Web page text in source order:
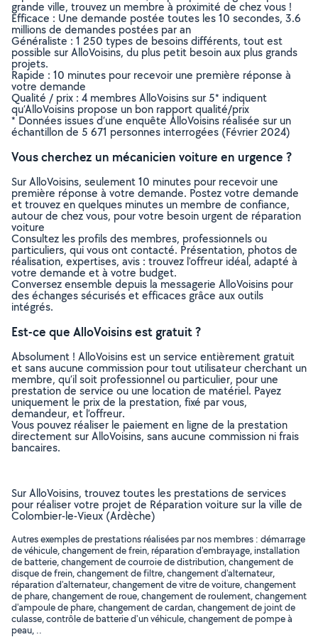
grande ville, trouvez un membre à proximité de chez vous !
Efficace : Une demande postée toutes les 10 secondes, 3.6
millions de demandes postées par an
Généraliste : 1 250 types de besoins différents, tout est
possible sur AlloVoisins, du plus petit besoin aux plus grands
projets.
Rapide : 10 minutes pour recevoir une première réponse à
votre demande
Qualité / prix : 4 membres AlloVoisins sur 5* indiquent
qu’AlloVoisins propose un bon rapport qualité/prix
* Données issues d’une enquête AlloVoisins réalisée sur un
échantillon de 5 671 personnes interrogées (Février 2024)
Vous cherchez un mécanicien voiture en urgence ?
Sur AlloVoisins, seulement 10 minutes pour recevoir une
première réponse à votre demande. Postez votre demande
et trouvez en quelques minutes un membre de confiance,
autour de chez vous, pour votre besoin urgent de réparation
voiture
Consultez les profils des membres, professionnels ou
particuliers, qui vous ont contacté. Présentation, photos de
réalisation, expertises, avis : trouvez l'offreur idéal, adapté à
votre demande et à votre budget.
Conversez ensemble depuis la messagerie AlloVoisins pour
des échanges sécurisés et efficaces grâce aux outils
intégrés.
Est-ce que AlloVoisins est gratuit ?
Absolument ! AlloVoisins est un service entièrement gratuit
et sans aucune commission pour tout utilisateur cherchant un
membre, qu’il soit professionnel ou particulier, pour une
prestation de service ou une location de matériel. Payez
uniquement le prix de la prestation, fixé par vous,
demandeur, et l’offreur.
Vous pouvez réaliser le paiement en ligne de la prestation
directement sur AlloVoisins, sans aucune commission ni frais
bancaires.
Sur AlloVoisins, trouvez toutes les prestations de services
pour réaliser votre projet de Réparation voiture sur la ville de
Colombier-le-Vieux (Ardèche)
Autres exemples de prestations réalisées par nos membres : démarrage
de véhicule, changement de frein, réparation d'embrayage, installation
de batterie, changement de courroie de distribution, changement de
disque de frein, changement de filtre, changement d'alternateur,
réparation d'alternateur, changement de vitre de voiture, changement
de phare, changement de roue, changement de roulement, changement
d'ampoule de phare, changement de cardan, changement de joint de
culasse, contrôle de batterie d'un véhicule, changement de pompe à
peau, ..